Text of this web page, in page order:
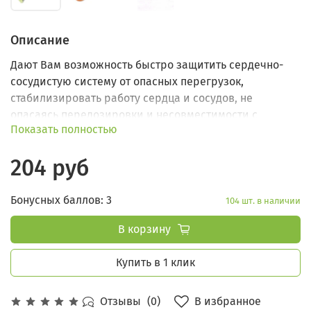
Отзывы (0) В избранное
Описание
Дают Вам возможность быстро защитить сердечно-
сосудистую систему от опасных перегрузок,
стабилизировать работу сердца и сосудов, не
опасаясь передозировки и несовместимости с
лекарственными препаратами.
Показать полностью
204 руб
Бонусных баллов: 3 104 шт. в наличии
В корзину
Купить в 1 клик